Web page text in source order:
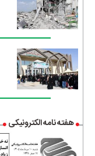
هفته نامه الکترونیکی